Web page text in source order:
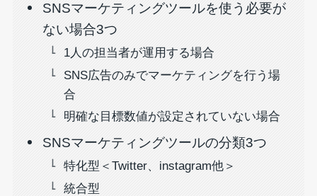
SNSマーケティングツールを使う必要が
ない場合3つ
1人の担当者が運用する場合
SNS広告のみでマーケティングを行う場
合
明確な目標数値が設定されていない場合
SNSマーケティングツールの分類3つ
特化型＜Twitter、instagram他＞
統合型